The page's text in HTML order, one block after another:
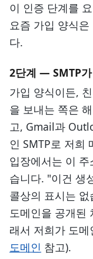
이 인증 단계를
요즘 가입 양식
다.
2단계 — SMTP
가입 양식이든,
을 보내는 쪽은
고, Gmail과
인 SMTP로 저희
입장에서는 이
습니다. "이건 생
콜상의 표시는
도메인을 공개된
래서 저희가 도
도메인 참고).